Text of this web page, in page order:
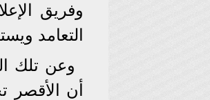
وفريق
التعامد
وعن تلك